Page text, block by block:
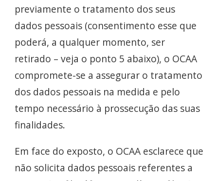
previamente o tratamento dos seus
dados pessoais (consentimento esse que
poderá, a qualquer momento, ser
retirado – veja o ponto 5 abaixo), o OCAA
compromete-se a assegurar o tratamento
dos dados pessoais na medida e pelo
tempo necessário à prossecução das suas
finalidades.
Em face do exposto, o OCAA esclarece que
não solicita dados pessoais referentes a